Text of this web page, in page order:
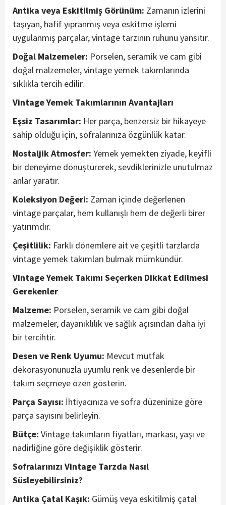
Antika veya Eskitilmiş Görünüm: Zamanın izlerini
taşıyan, hafif yıpranmış veya eskitme işlemi
uygulanmış parçalar, vintage tarzının ruhunu yansıtır.
Doğal Malzemeler: Porselen, seramik ve cam gibi
doğal malzemeler, vintage yemek takımlarında
sıklıkla tercih edilir.
Vintage Yemek Takımlarının Avantajları
Eşsiz Tasarımlar: Her parça, benzersiz bir hikayeye
sahip olduğu için, sofralarınıza özgünlük katar.
Nostaljik Atmosfer: Yemek yemekten ziyade, keyifli
bir deneyime dönüştürerek, sevdiklerinizle unutulmaz
anlar yaratır.
Koleksiyon Değeri: Zaman içinde değerlenen
vintage parçalar, hem kullanışlı hem de değerli birer
yatırımdır.
Çeşitlilik: Farklı dönemlere ait ve çeşitli tarzlarda
vintage yemek takımları bulmak mümkündür.
Vintage Yemek Takımı Seçerken Dikkat Edilmesi
Gerekenler
Malzeme: Porselen, seramik ve cam gibi doğal
malzemeler, dayanıklılık ve sağlık açısından daha iyi
bir tercihtir.
Desen ve Renk Uyumu: Mevcut mutfak
dekorasyonunuzla uyumlu renk ve desenlerde bir
takım seçmeye özen gösterin.
Parça Sayısı: İhtiyacınıza ve sofra düzeninize göre
parça sayısını belirleyin.
Bütçe: Vintage takımların fiyatları, markası, yaşı ve
nadirliğine göre değişiklik gösterir.
Sofralarınızı Vintage Tarzda Nasıl
Süsleyebilirsiniz?
Antika Çatal Kaşık: Gümüş veya eskitilmiş çatal